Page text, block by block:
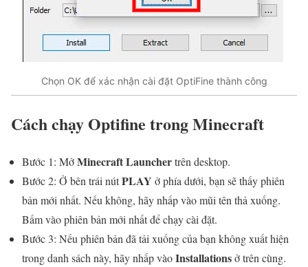
Chọn OK để xác nhận cài đặt OptiFine thành công
Cách chạy Optifine trong Minecraft
Bước 1: MởMinecraft Launchertrên desktop.
Bước 2: Ở bên trái nútPLAY ở phía dưới, bạn sẽ thấy phiên
bản mới nhất. Nếu không, hãy nhấp vào mũi tên thả xuống.
Bấm vào phiên bản mới nhất để chạy cài đặt.
Bước 3: Nếu phiên bản đã tải xuống của bạn không xuất hiện
trong danh sách này, hãy nhấp vàoInstallationsở trên cùng.